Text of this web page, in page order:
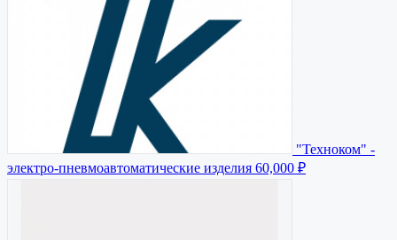
"Техноком" -
электро-пневмоавтоматические изделия 60,000 ₽